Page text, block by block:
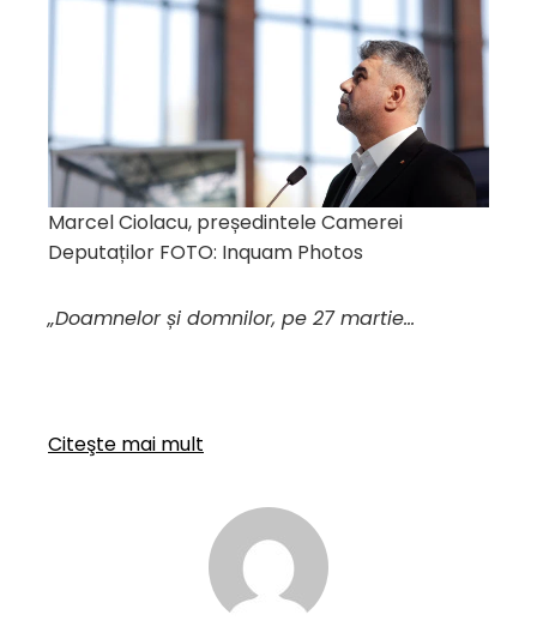
Marcel Ciolacu, președintele Camerei
Deputaților FOTO: Inquam Photos
„Doamnelor și domnilor, pe 27 martie…
Citeşte mai mult